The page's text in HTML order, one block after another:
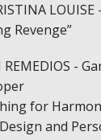
Revenge”
REMEDIOS -
for
and